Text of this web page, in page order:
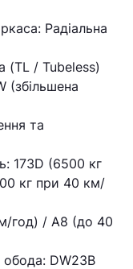
Радіальна
(TL / Tubeless)
(збільшена
та
173D (6500 кг
кг при 40 км/
год) / A8 (до 40
DW23B